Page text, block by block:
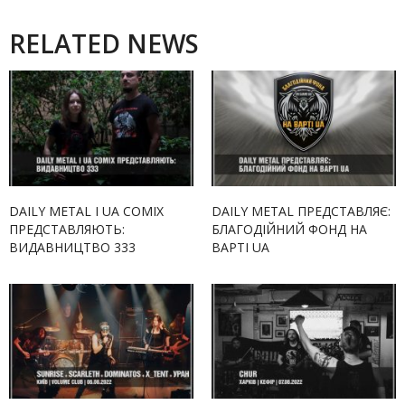
RELATED NEWS
DAILY METAL І UA COMIX
ПРЕДСТАВЛЯЮТЬ:
ВИДАВНИЦТВО 333
DAILY METAL ПРЕДСТАВЛЯЄ:
БЛАГОДІЙНИЙ ФОНД НА
ВАРТІ UA